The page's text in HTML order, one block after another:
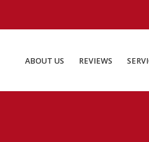
ABOUT US REVIEWS